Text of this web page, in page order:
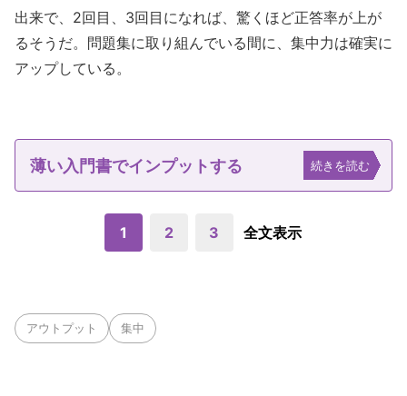
出来で、2回目、3回目になれば、驚くほど正答率が上が
るそうだ。問題集に取り組んでいる間に、集中力は確実に
アップしている。
薄い入門書でインプットする 続きを読む
1 2 3 全文表示
アウトプット 集中